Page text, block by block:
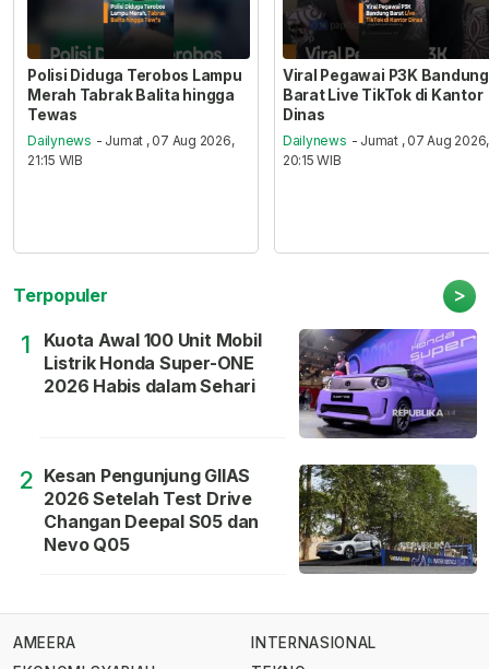
Polisi Diduga Terobos Lampu
Merah Tabrak Balita hingga
Tewas
Dailynews - Jumat , 07 Aug 2026,
21:15 WIB
Viral Pegawai P3K Bandung
Barat Live TikTok di Kantor
Dinas
Dailynews - Jumat , 07 Aug 2026,
20:15 WIB
Terpopuler >
1
Kuota Awal 100 Unit Mobil
Listrik Honda Super-ONE
2026 Habis dalam Sehari
2 Kesan Pengunjung GIIAS
2026 Setelah Test Drive
Changan Deepal S05 dan
Nevo Q05
AMEERA
INTERNASIONAL